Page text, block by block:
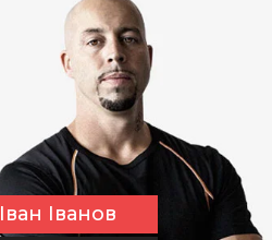
Іван Іванов